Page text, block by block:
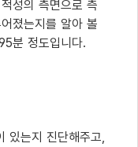
성의 측면으로 측
졌는지를 알아 볼
분 정도입니다.
있는지 진단해주고,